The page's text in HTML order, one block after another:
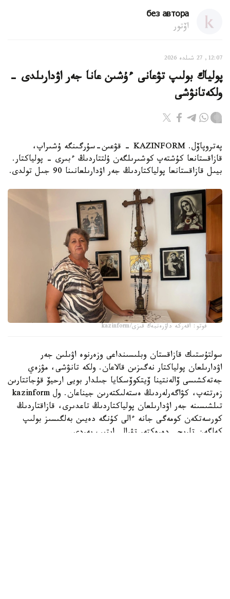
без автора
اۆتور
12:07, 27 شىلدە 2026
پولياك بولىپ تۋعانى ءۇشىن عانا جەر اۋدارىلدى -
ولكەتانۋشى
پەتروپاۆل. KAZINFORM - قۋعىن-سۇرگىنگە ۇشىراپ،
قازاقستانعا كۇشتەپ كوشىرىلگەن ۇلتتاردىڭ ءبىرى - پولياكتار.
بيىل قازاقستانعا پولياكتاردىڭ جەر اۋدارىلعانىنا 90 جىل تولدى.
فوتو: اقەركە داۋرەنبەك قىزى/kazinform
سولتۇستىك قازاقستان وبلىسىنداعى وزەرنوە اۋىلىن جەر
اۋدارىلعان پولياكتار نەگىزىن قالاعان. ولكە تانۋشى، مۋزەي
جەتەكشىسى ۆالەنتينا ۆيتكوۆسكايا جىلدار بويى ارحيۆ قۇجاتتارىن
زەرتتەپ، كۋاگەرلەردىڭ ەستەلىكتەرىن جيناعان. ول kazinform
تىلشىسىنە جەر اۋدارىلعان پولياكتاردىڭ تاعدىرى، قازاقتاردىڭ
كورسەتكەن كومەگى جانە ءالى كۇنگە دەيىن بەلگىسىز بولىپ
كەلگەن تاريحي دەرەكتەر تۋرالى ايتىپ بەردى.